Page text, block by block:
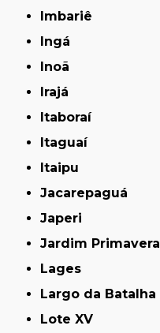
Imbariê
Ingá
Inoã
Irajá
Itaboraí
Itaguaí
Itaipu
Jacarepaguá
Japeri
Jardim Primavera
Lages
Largo da Batalha
Lote XV